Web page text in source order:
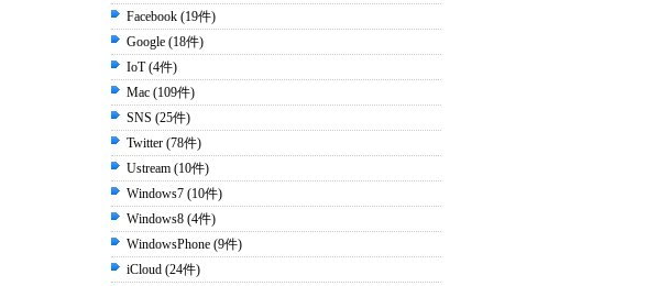
Facebook (19件)
Google (18件)
IoT (4件)
Mac (109件)
SNS (25件)
Twitter (78件)
Ustream (10件)
Windows7 (10件)
Windows8 (4件)
WindowsPhone (9件)
iCloud (24件)